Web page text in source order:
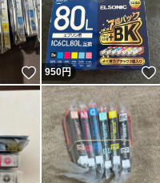
いいね！
950円